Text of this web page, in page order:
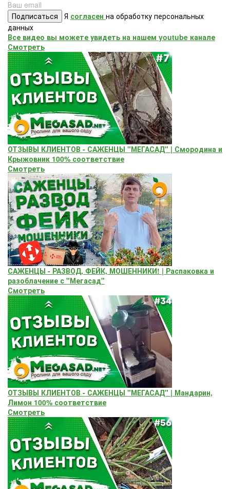
Подписаться Я согласен на обработку персональных
данных
Все видео вы можете увидеть на нашем youtube канале
Смотреть
ОТЗЫВЫ КЛИЕНТОВ - САЖЕНЦЫ "МЕГАСАД" | Смородина и
Крыжовник 100% соответствие
Смотреть
САЖЕНЦЫ - РАЗВОД, ФЕЙК, МОШЕННИКИ! | Распаковка и
разоблачение с "Мегасад"
Смотреть
ОТЗЫВЫ КЛИЕНТОВ - САЖЕНЦЫ "МЕГАСАД" | Мандарин,
Лимон 100% соответствие
Смотреть